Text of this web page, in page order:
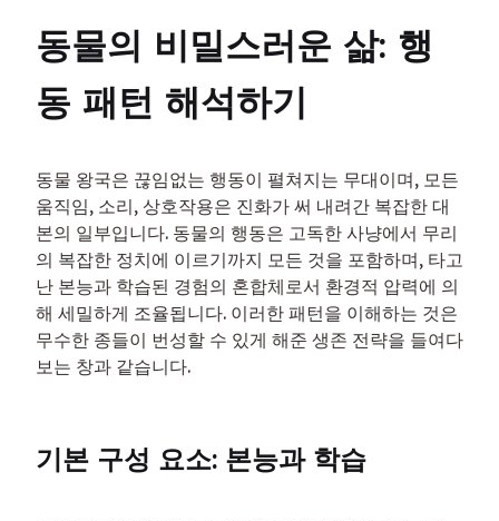
동물의 비밀스러운 삶: 행
동 패턴 해석하기
동물 왕국은 끊임없는 행동이 펼쳐지는 무대이며, 모든
움직임, 소리, 상호작용은 진화가 써 내려간 복잡한 대
본의 일부입니다. 동물의 행동은 고독한 사냥에서 무리
의 복잡한 정치에 이르기까지 모든 것을 포함하며, 타고
난 본능과 학습된 경험의 혼합체로서 환경적 압력에 의
해 세밀하게 조율됩니다. 이러한 패턴을 이해하는 것은
무수한 종들이 번성할 수 있게 해준 생존 전략을 들여다
보는 창과 같습니다.
기본 구성 요소: 본능과 학습